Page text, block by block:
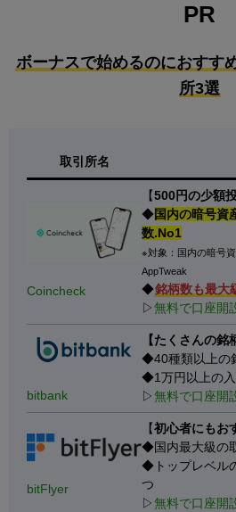
PR
ボーナスで始めるのにおすす
所3選
取引所名
Coincheck
【500円の少額
◆国内の暗号資
数.No1
※対象：国内の暗号
AppTweak
◆銘柄数も最大
▷無料で口座開
bitbank
【たくさんの銘
◆40種類以上の
◆1万円以上の
▷無料で口座開
bitFlyer
【初心者にもお
◆国内最大級の
◆トップレベル
つ
▷無料で口座開